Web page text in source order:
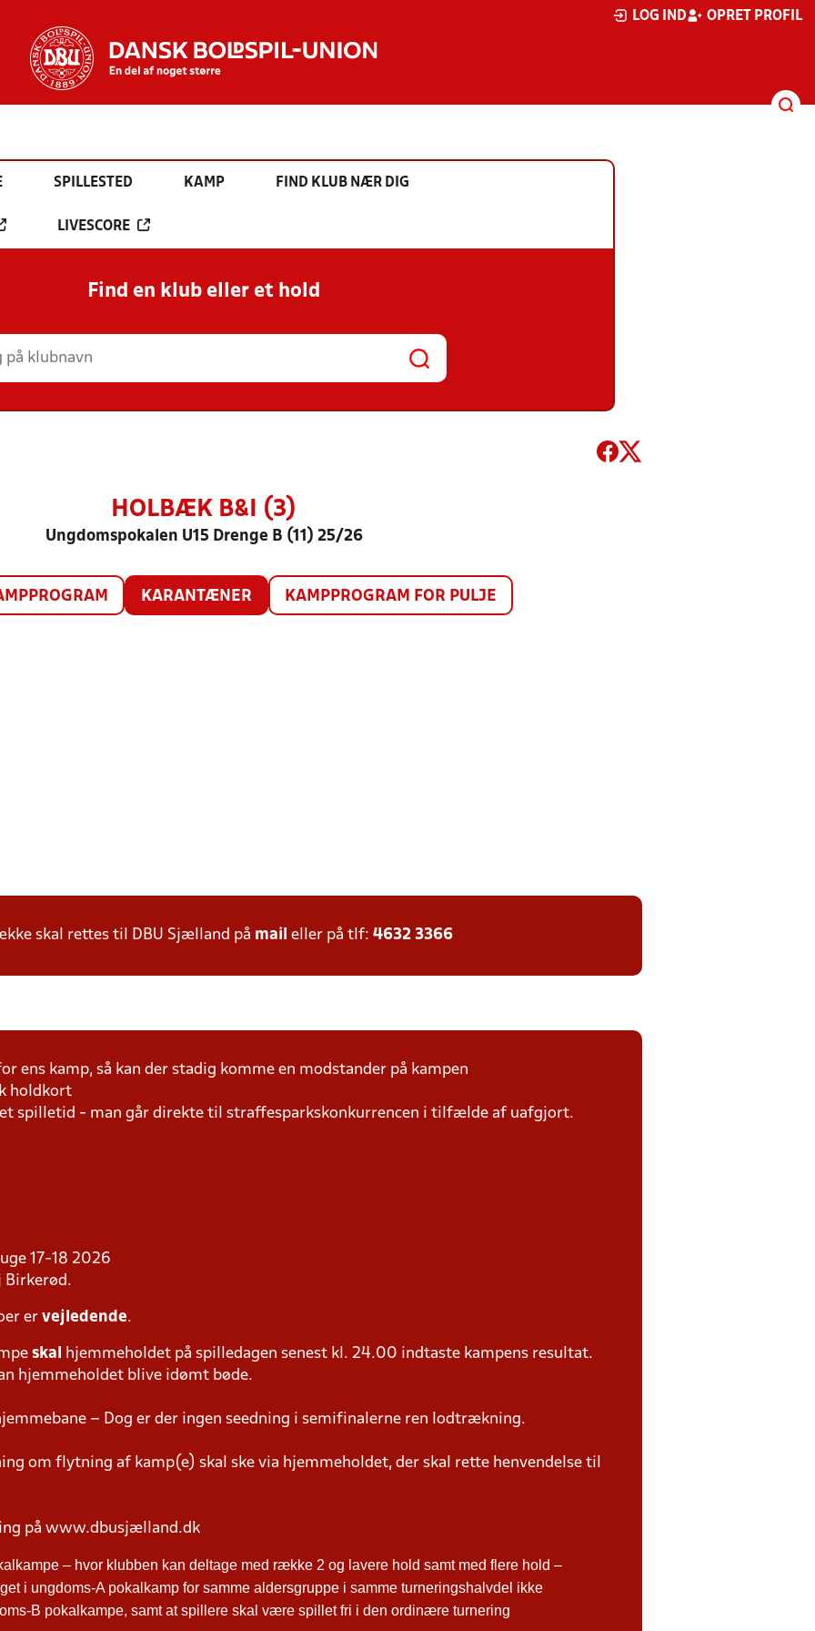
LOG IND OPRET PROFIL
SPILLESTED KAMP FIND KLUB NÆR DIG
LIVESCORE
Find en klub eller et hold
HOLBÆK B&I (3)
Ungdomspokalen U15 Drenge B (11) 25/26
KARANTÆNER KAMPPROGRAM FOR PULJE
skal rettes til DBU Sjælland på mail eller på tlf: 4632 3366
ens kamp, så kan der stadig komme en modstander på kampen
holdkort
spilletid - man går direkte til straffesparkskonkurrencen i tilfælde af uafgjort.
17-18 2026
Birkerød.
er vejledende.
skal
hjemmeholdet på spilledagen senest kl. 24.00 indtaste kampens resultat.
hjemmeholdet blive idømt bøde.
– Dog er der ingen seedning i semifinalerne ren lodtrækning.
om flytning af kamp(e) skal ske via hjemmeholdet, der skal rette henvendelse til
på www.dbusjælland.dk
– hvor klubben kan deltage med række 2 og lavere hold samt med flere hold –
i ungdoms-A pokalkamp for samme aldersgruppe i samme turneringshalvdel ikke
B pokalkampe, samt at spillere skal være spillet fri i den ordinære turnering